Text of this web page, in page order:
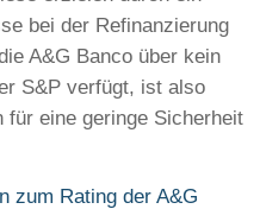
bei der Refinanzierung
A&G Banco über kein
S&P verfügt, ist also
für eine geringe Sicherheit
zum Rating der A&G